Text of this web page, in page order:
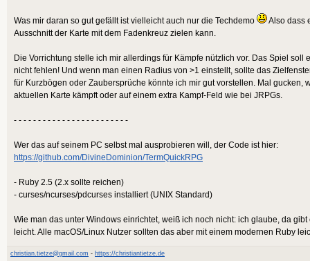
Was mir daran so gut gefällt ist vielleicht auch nur die Techdemo
Also dass
Ausschnitt der Karte mit dem Fadenkreuz zielen kann.
Die Vorrichtung stelle ich mir allerdings für Kämpfe nützlich vor. Das Spiel soll
nicht fehlen! Und wenn man einen Radius von >1 einstellt, sollte das
für Kurzbögen oder Zaubersprüche könnte ich mir gut vorstellen. Mal gucken,
aktuellen Karte kämpft oder auf einem extra Kampf-Feld wie bei JRPGs.
- - - - - - - - - - - - - - - - - - - - - - - -
Wer das auf seinem PC selbst mal ausprobieren will, der Code ist hier:
https://github.com/DivineDominion/TermQuickRPG
- Ruby 2.5 (2.x sollte reichen)
- curses/ncurses/pdcurses installiert (UNIX Standard)
Wie man das unter Windows einrichtet, weiß ich noch nicht: ich glaube, da
leicht. Alle macOS/Linux Nutzer sollten das aber mit einem modernen Ruby
christian.tietze@gmail.com - https://christiantietze.de